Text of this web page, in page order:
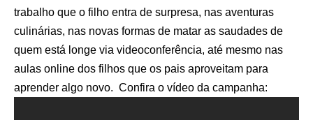
trabalho que o filho entra de surpresa, nas aventuras
culinárias, nas novas formas de matar as saudades de
quem está longe via videoconferência, até mesmo nas
aulas online dos filhos que os pais aproveitam para
aprender algo novo. Confira o vídeo da campanha: